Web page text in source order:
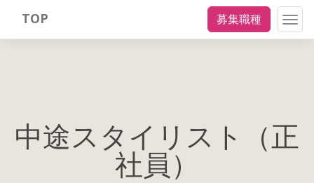
TOP 募集職種
中途スタイリスト（正
社員）